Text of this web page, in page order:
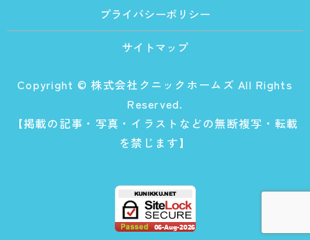
プライバシーポリシー
サイトマップ
Copyright © 株式会社クニックホームズ All Rights
Reserved.
【掲載の記事・写真・イラストなどの無断複写・転載
を禁じます】